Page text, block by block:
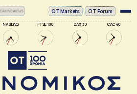
NASDAQ FTSE 100 DAX 30 CAC 40
ΟΤ Markets OT Forum